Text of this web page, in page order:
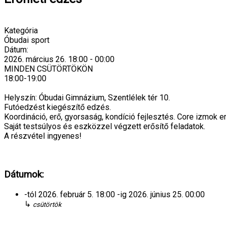
Kategória
Óbudai sport
Dátum:
2026. március 26. 18:00 - 00:00
MINDEN CSÜTÖRTÖKÖN
18:00-19:00
Helyszín: Óbudai Gimnázium, Szentlélek tér 10.
Futóedzést kiegészítő edzés.
Koordináció, erő, gyorsaság, kondíció fejlesztés. Core izmok
Saját testsúlyos és eszközzel végzett erősítő feladatok.
A részvétel ingyenes!
Dátumok:
-tól 2026. február 5. 18:00 -ig 2026. június 25. 00:00
↳ csütörtök